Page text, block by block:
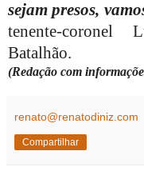
sejam presos,
tenente-coronel
Batalhão.
(Redação com
renato@renatodiniz.com
Compartilhar